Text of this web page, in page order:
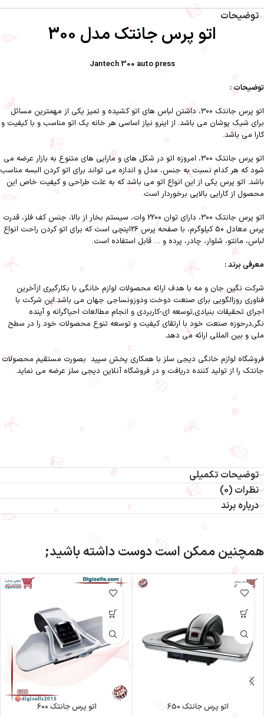
توضیحات
اتو پرس جانتک مدل 300
Jantech 300 auto press
توضیحات :
اتو پرس جانتک 300، داشتن لباس های اتو کشیده و تمیز یکی از مهمترین مسائل
برای شیک پوشان می باشد. از اینرو نیاز اساسی هر خانه یک اتو مناسب و با کیفیت و
کارا می باشد.
اتو پرس جانتک 300، امروزه اتو در شکل های و مارایی های متنوع به بازار عرضه می
شود که هر کدام نسبت به جنس، مدل و اندازه می تواند برای اتو کردن البسه مناسب
باشد. اتو پرس یکی از این انواع اتو می باشد که به علت طراحی و کیفیت خاص این
محصول از کارایی بالایی برخوردار است.
اتو پرس جانتک 300، دارای توان 2200 وات، سیستم بخار از بالا، جنس کف فلز، قدرت
پرس معادل 50 کیلوگرم، با صفحه پرس 26اینچی است که برای اتو کردن راحت انواع
لباس، مانتو، شلوار، چادر، پرده و … قابل استفاده است.
معرفی برند :
شرکت نگین جان و مه با هدف ارائه محصولات لوازم خانگی با بکارگیری ازآخرین
فناوری روزالگویی برای صنعت دوخت ودوزونساجی جهان می باشد.این شرکت با
اجرای تحقیقات بنیادی,توسعه ای-کاربردی و انجام مطالعات احیاگرانه و آینده
نگر,درحوزه صنعت خود با ارتقای کیفیت و توسعه تنوع محصولات خود را در سطح
ملی و بین المللی ارائه می دهد.
فروشگاه لوازم خانگی دیجی سلز با همکاری پخش سپید بصورت مستقیم محصولات
جانتک را از تولید کننده دریافت و در فروشگاه آنلاین دیجی سلز عرضه می نماید.
لوازم خانگی-دیجی سلز-نظافت و شستشو
اتو پرس جانتک مدل 300
توضیحات تکمیلی
نظرات (0)
درباره برند
همچنین ممکن است دوست داشته باشید;
اتو پرس جانتک 650 اتو پرس جانتک 600